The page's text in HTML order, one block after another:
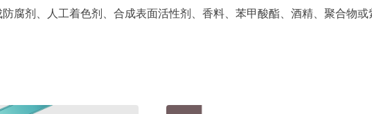
腐剂、人工着色剂、合成表面活性剂、香料、苯甲酸酯、酒精、聚合物